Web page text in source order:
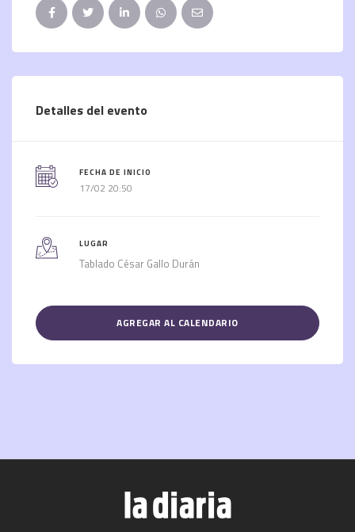
Detalles del evento
FECHA DE INICIO
17/02 20:50
LUGAR
Tablado César Gallo Durán
AGREGAR AL CALENDARIO